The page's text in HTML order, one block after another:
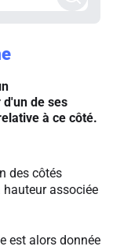
de ses
à ce côté.
des côtés
hauteur associée
est alors donnée